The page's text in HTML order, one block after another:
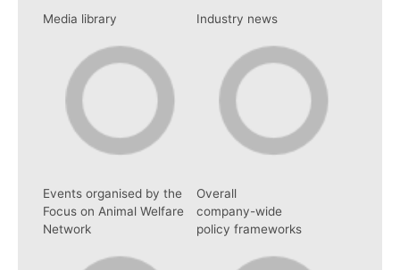
Media library Industry news
Events organised by the
Focus on Animal Welfare
Network
Overall
company-wide
policy frameworks